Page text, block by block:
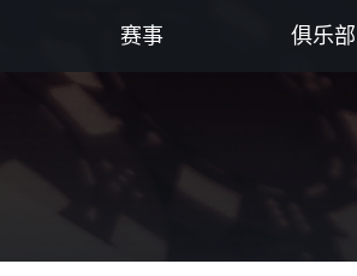
赛事 俱乐部